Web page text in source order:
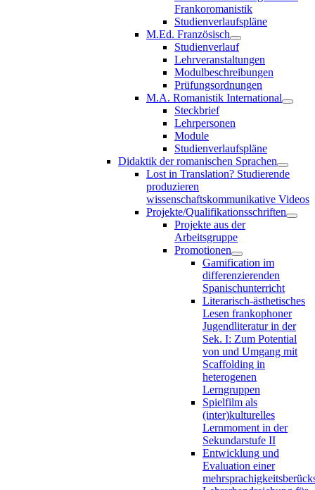
Frankoromanistik
Studienverlaufspläne
M.Ed. Französisch
Studienverlauf
Lehrveranstaltungen
Modulbeschreibungen
Prüfungsordnungen
M.A. Romanistik International
Steckbrief
Lehrpersonen
Module
Studienverlaufspläne
Didaktik der romanischen Sprachen
Lost in Translation? Studierende
produzieren
wissenschaftskommunikative Videos
Projekte/Qualifikationsschriften
Projekte aus der
Arbeitsgruppe
Promotionen
Gamification im
differenzierenden
Spanischunterricht
Literarisch-ästhetisches
Lesen frankophoner
Jugendliteratur in der
Sek. I: Zum Potential
von und Umgang mit
Scaffolding in
heterogenen
Lerngruppen
Spielfilm als
(inter)kulturelles
Lernmoment in der
Sekundarstufe II
Entwicklung und
Evaluation einer